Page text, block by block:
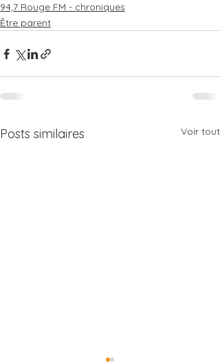
94,7 Rouge FM - chroniques
Être parent
Posts similaires Voir tout